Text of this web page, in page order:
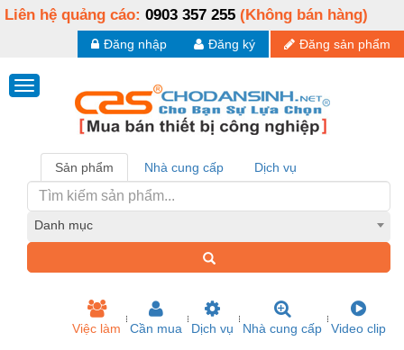
Liên hệ quảng cáo: 0903 357 255 (Không bán hàng)
Đăng sản phẩm
Đăng ký
Đăng nhập
Sản phẩm Nhà cung cấp Dịch vụ
Danh mục
Việc làm Cần mua Dịch vụ Nhà cung cấp Video clip